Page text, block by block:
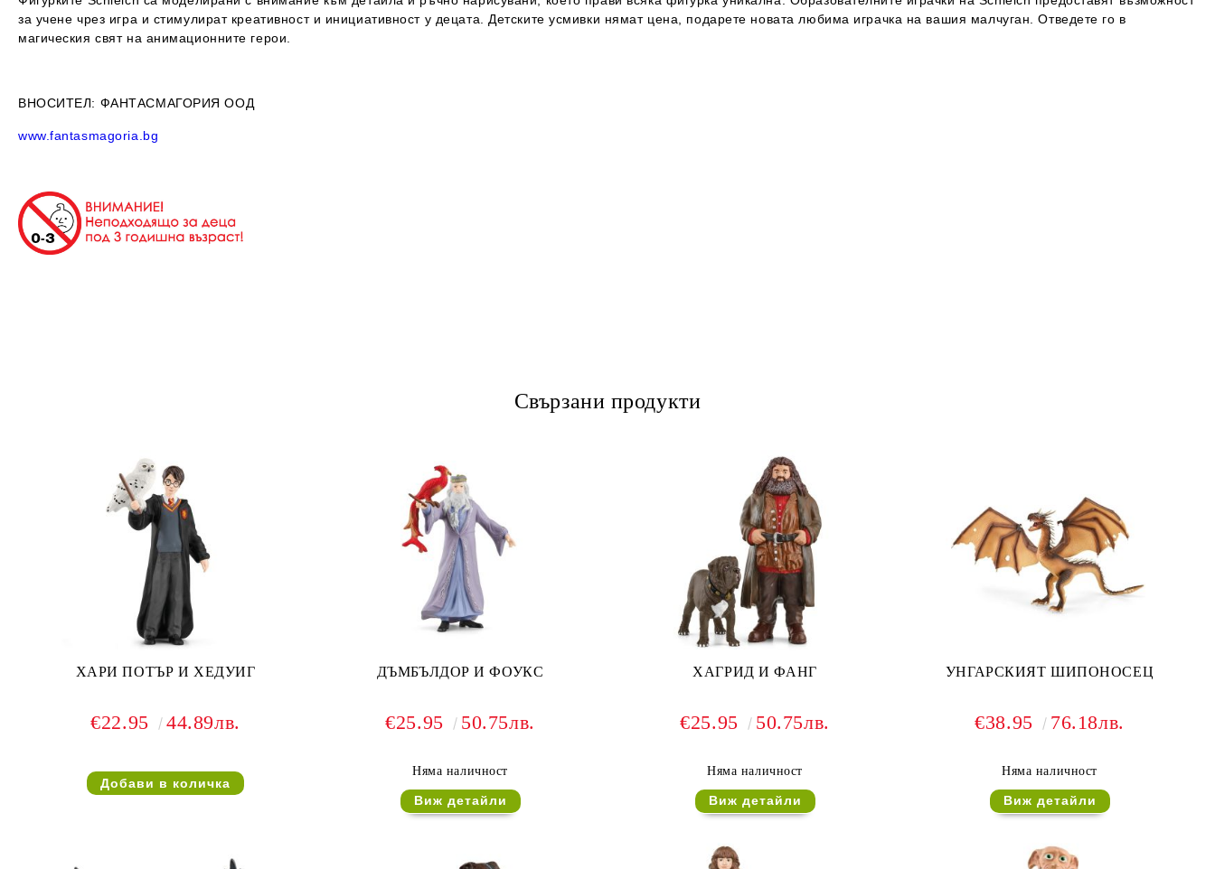
за учене чрез игра и стимулират креативност и инициативност у децата. Детските усмивки нямат цена, подарете новата любима играчка на вашия малчуган. Отведете го в
магическия свят на анимационните герои.
ВНОСИТЕЛ: ФАНТАСМАГОРИЯ ООД
www.fantasmagoria.bg
Свързани продукти
ХАРИ ПОТЪР И ХЕДУИГ
€22.95 44.89лв.
ДЪМБЪЛДОР И ФОУКС
€25.95 50.75лв.
Няма наличност
Виж детайли
ХАГРИД И ФАНГ
€25.95 50.75лв.
Няма наличност
Виж детайли
УНГАРСКИЯТ ШИПОНОСЕЦ
€38.95 76.18лв.
Няма наличност
Виж детайли